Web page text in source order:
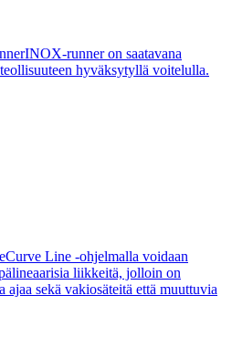
INOX-runner on saatavana
hyväksytyllä voitelulla.
Curve Line -ohjelmalla voidaan
liikkeitä, jolloin on
ajaa sekä vakiosäteitä että muuttuvia